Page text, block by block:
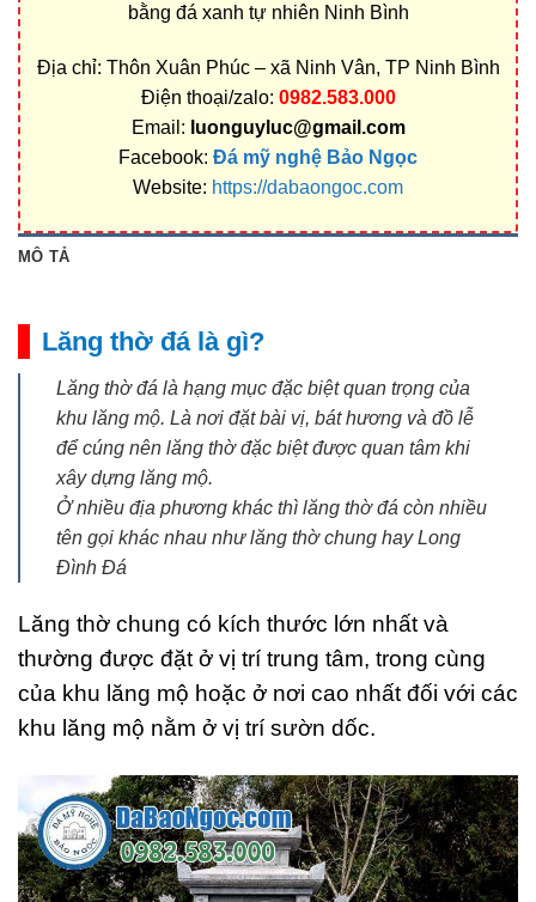
bằng đá xanh tự nhiên Ninh Bình
Địa chỉ: Thôn Xuân Phúc – xã Ninh Vân, TP Ninh Bình
Điện thoại/zalo: 0982.583.000
Email: luonguyluc@gmail.com
Facebook: Đá mỹ nghệ Bảo Ngọc
Website: https://dabaongoc.com
MÔ TẢ
Lăng thờ đá là gì?
Lăng thờ đá là hạng mục đặc biệt quan trọng của
khu lăng mộ. Là nơi đặt bài vị, bát hương và đồ lễ
để cúng nên lăng thờ đặc biệt được quan tâm khi
xây dựng lăng mộ.
Ở nhiều địa phương khác thì lăng thờ đá còn nhiều
tên gọi khác nhau như lăng thờ chung hay Long
Đình Đá
Lăng thờ chung có kích thước lớn nhất và
thường được đặt ở vị trí trung tâm, trong cùng
của khu lăng mộ hoặc ở nơi cao nhất đối với các
khu lăng mộ nằm ở vị trí sườn dốc.